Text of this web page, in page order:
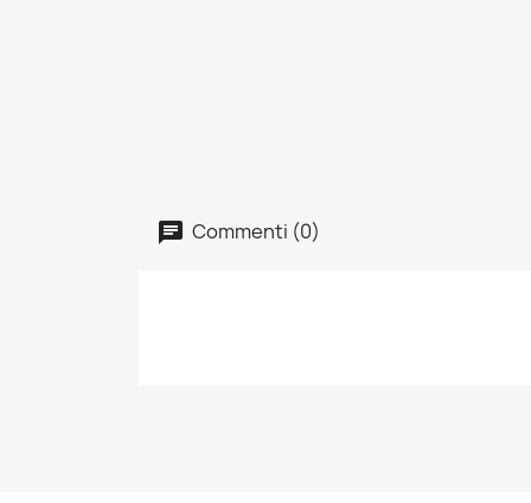
Commenti (0)